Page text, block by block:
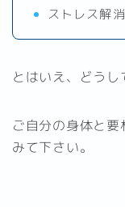
ストレス解
とはいえ、どうし
ご自分の身体と
みて下さい。